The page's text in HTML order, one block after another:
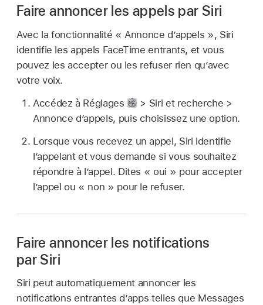
Faire annoncer les appels par Siri
Avec la fonctionnalité « Annonce d’appels », Siri
identifie les appels FaceTime entrants, et vous
pouvez les accepter ou les refuser rien qu’avec
votre voix.
Accédez à Réglages
> Siri et recherche >
Annonce d’appels, puis choisissez une option.
Lorsque vous recevez un appel, Siri identifie
l’appelant et vous demande si vous souhaitez
répondre à l’appel. Dites « oui » pour accepter
l’appel ou « non » pour le refuser.
Faire annoncer les notifications
par Siri
Siri peut automatiquement annoncer les
notifications entrantes d’apps telles que Messages